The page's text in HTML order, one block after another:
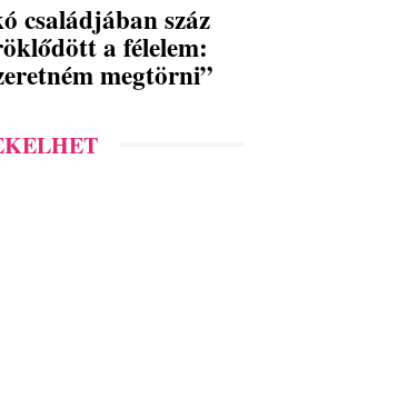
családjában száz
a félelem:
megtörni”